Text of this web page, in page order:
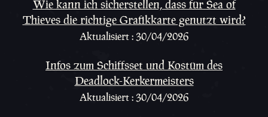
Wie kann ich sicherstellen, dass für Sea of
Thieves die richtige Grafikkarte genutzt wird?
Aktualisiert : 30/04/2026
Infos zum Schiffsset und Kostüm des
Deadlock-Kerkermeisters
Aktualisiert : 30/04/2026